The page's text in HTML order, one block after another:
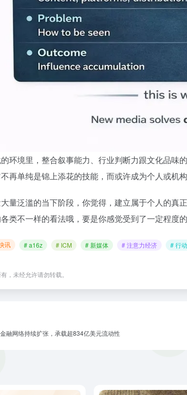
环境里，整合叙事能力、行业判断力跟文化品味
再单纯是锦上添花的技能，而或许成为个人或机
量泛滥的当下阶段，你觉得，建立属于个人的真
类不一样的看法哦，要是你感觉受到了一定程度
讯 # a16z # ICM # 新媒体 # 注意力经济 # 行
，未经允许请勿转载。
融网络持续扩张，承载超834亿美元流动性